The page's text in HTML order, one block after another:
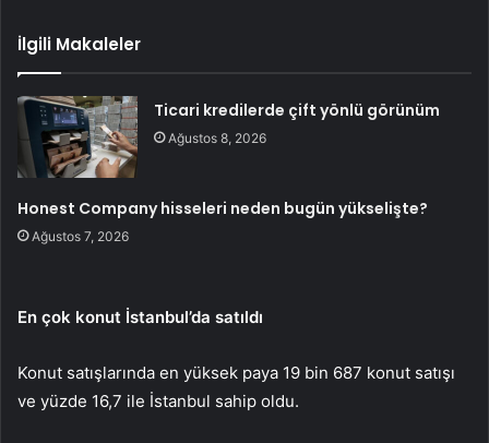
İlgili Makaleler
Ticari kredilerde çift yönlü görünüm
Ağustos 8, 2026
Honest Company hisseleri neden bugün yükselişte?
Ağustos 7, 2026
En çok konut İstanbul’da satıldı
Konut satışlarında en yüksek paya 19 bin 687 konut satışı
ve yüzde 16,7 ile İstanbul sahip oldu.